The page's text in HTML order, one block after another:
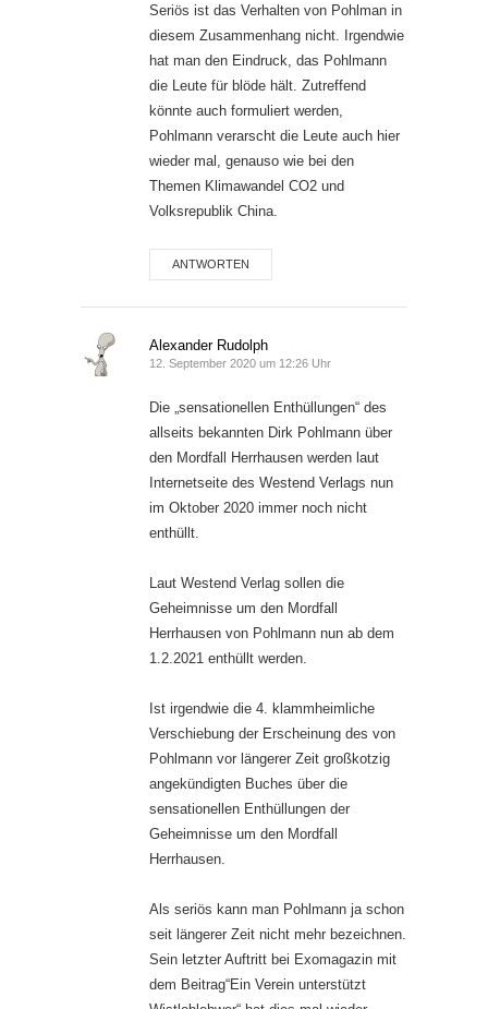
Seriös ist das Verhalten von Pohlman in
diesem Zusammenhang nicht. Irgendwie
hat man den Eindruck, das Pohlmann
die Leute für blöde hält. Zutreffend
könnte auch formuliert werden,
Pohlmann verarscht die Leute auch hier
wieder mal, genauso wie bei den
Themen Klimawandel CO2 und
Volksrepublik China.
ANTWORTEN
Alexander Rudolph
12. September 2020 um 12:26 Uhr
Die „sensationellen Enthüllungen“ des
allseits bekannten Dirk Pohlmann über
den Mordfall Herrhausen werden laut
Internetseite des Westend Verlags nun
im Oktober 2020 immer noch nicht
enthüllt.
Laut Westend Verlag sollen die
Geheimnisse um den Mordfall
Herrhausen von Pohlmann nun ab dem
1.2.2021 enthüllt werden.
Ist irgendwie die 4. klammheimliche
Verschiebung der Erscheinung des von
Pohlmann vor längerer Zeit großkotzig
angekündigten Buches über die
sensationellen Enthüllungen der
Geheimnisse um den Mordfall
Herrhausen.
Als seriös kann man Pohlmann ja schon
seit längerer Zeit nicht mehr bezeichnen.
Sein letzter Auftritt bei Exomagazin mit
dem Beitrag“Ein Verein unterstützt